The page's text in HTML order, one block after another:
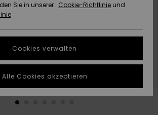
Highlights
Highlights
Starten Sie eine
um die
schnellste
Antwort auf Ihre
erhalten.
Sie in unserer : Cookie-Richtlinie und
Cookies verwalten
Alle Cookies akzeptieren